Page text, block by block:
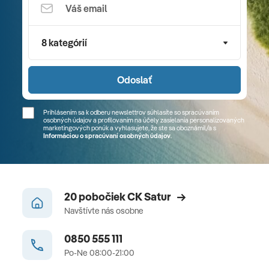
8 kategórií
Odoslať
Prihlásením sa k odberu newslettrov súhlasíte so spracúvaním
osobných údajov a profilovaním na účely zasielania personalizovaných
marketingových ponúk a vyhlasujete, že ste sa oboznámil/a s
Informáciou o spracúvaní osobných údajov.
20 pobočiek CK Satur
Navštívte nás osobne
0850 555 111
Po-Ne 08:00-21:00